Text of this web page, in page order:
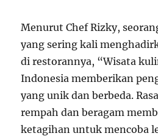
Menurut Chef Rizky,
yang sering kali
di restorannya, “Wisata
Indonesia memberikan
yang unik dan berbeda.
rempah dan beragam
ketagihan untuk mencoba